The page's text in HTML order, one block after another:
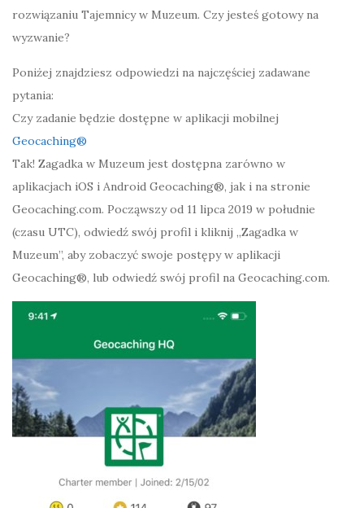
rozwiązaniu Tajemnicy w Muzeum. Czy jesteś gotowy na
wyzwanie?
Poniżej znajdziesz odpowiedzi na najczęściej zadawane
pytania:
Czy zadanie będzie dostępne w aplikacji mobilnej
Geocaching®
Tak! Zagadka w Muzeum jest dostępna zarówno w
aplikacjach iOS i Android Geocaching®, jak i na stronie
Geocaching.com. Począwszy od 11 lipca 2019 w południe
(czasu UTC), odwiedź swój profil i kliknij „Zagadka w
Muzeum”, aby zobaczyć swoje postępy w aplikacji
Geocaching®, lub odwiedź swój profil na Geocaching.com.